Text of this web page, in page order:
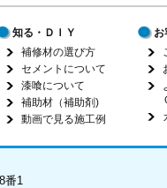
知る・ＤＩＹ
補修材の選び方
セメントについて
漆喰について
補助材（補助剤)
動画で見る施工例
お
番1